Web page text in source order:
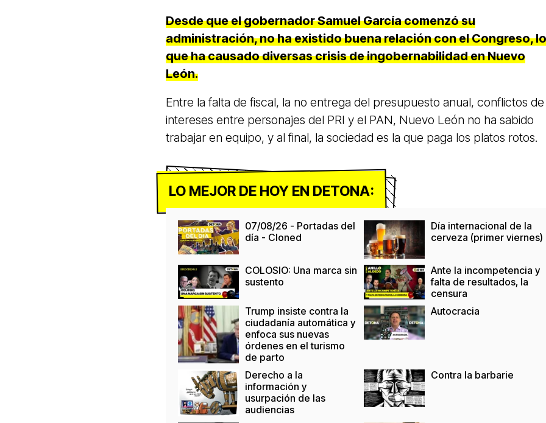
Desde que el gobernador Samuel García comenzó su
administración, no ha existido buena relación con el Congreso, lo
que ha causado diversas crisis de ingobernabilidad en Nuevo
León.
Entre la falta de fiscal, la no entrega del presupuesto anual, conflictos de
intereses entre personajes del PRI y el PAN, Nuevo León no ha sabido
trabajar en equipo, y al final, la sociedad es la que paga los platos rotos.
LO MEJOR DE HOY EN DETONA:
07/08/26 - Portadas del
día - Cloned
Día internacional de la
cerveza (primer viernes)
COLOSIO: Una marca sin
sustento
Ante la incompetencia y
falta de resultados, la
censura
Trump insiste contra la
ciudadanía automática y
enfoca sus nuevas
órdenes en el turismo
de parto
Autocracia
Derecho a la
información y
usurpación de las
audiencias
Contra la barbarie